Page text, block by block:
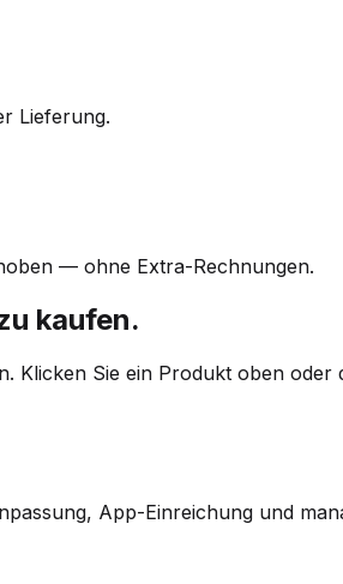
Lieferung.
— ohne Extra-Rechnungen.
kaufen.
Sie ein Produkt oben oder
App-Einreichung und